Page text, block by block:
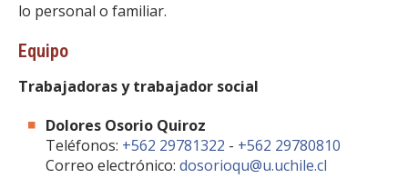
lo personal o familiar.
Equipo
Trabajadoras y trabajador social
Dolores Osorio Quiroz
Teléfonos: +562 29781322 - +562 29780810
Correo electrónico: dosorioqu@u.uchile.cl